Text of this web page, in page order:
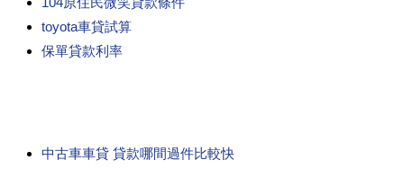
toyota車貸試算
保單貸款利率
中古車車貸 貸款哪間過件比較快